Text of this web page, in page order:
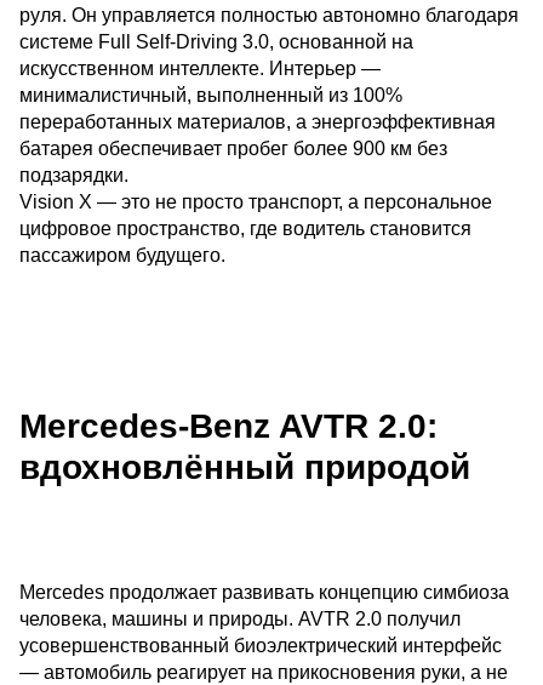
руля. Он управляется полностью автономно благодаря
системе Full Self-Driving 3.0, основанной на
искусственном интеллекте. Интерьер —
минималистичный, выполненный из 100%
переработанных материалов, а энергоэффективная
батарея обеспечивает пробег более 900 км без
подзарядки.
Vision X — это не просто транспорт, а персональное
цифровое пространство, где водитель становится
пассажиром будущего.
Mercedes-Benz AVTR 2.0:
вдохновлённый природой
Mercedes продолжает развивать концепцию симбиоза
человека, машины и природы. AVTR 2.0 получил
усовершенствованный биоэлектрический интерфейс
— автомобиль реагирует на прикосновения руки, а не